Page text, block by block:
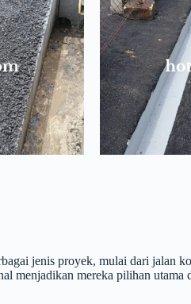
jenis proyek, mulai dari jalan
menjadikan mereka pilihan utama